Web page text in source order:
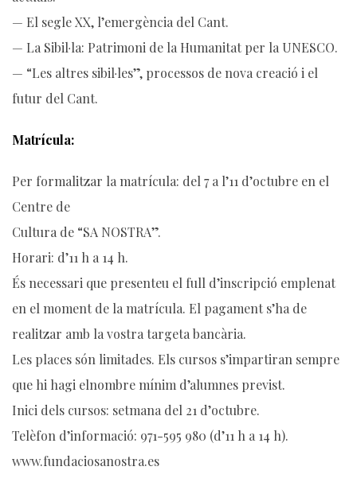
— El segle XX, l’emergència del Cant.
— La Sibil·la: Patrimoni de la Humanitat per la UNESCO.
— “Les altres sibil·les”, processos de nova creació i el
futur del Cant.
Matrícula:
Per formalitzar la matrícula: del 7 a l’11 d’octubre en el
Centre de
Cultura de “SA NOSTRA”.
Horari: d’11 h a 14 h.
És necessari que presenteu el full d’inscripció emplenat
en el moment de la matrícula. El pagament s’ha de
realitzar amb la vostra targeta bancària.
Les places són limitades. Els cursos s’impartiran sempre
que hi hagi elnombre mínim d’alumnes previst.
Inici dels cursos: setmana del 21 d’octubre.
Telèfon d’informació: 971-595 980 (d’11 h a 14 h).
www.fundaciosanostra.es